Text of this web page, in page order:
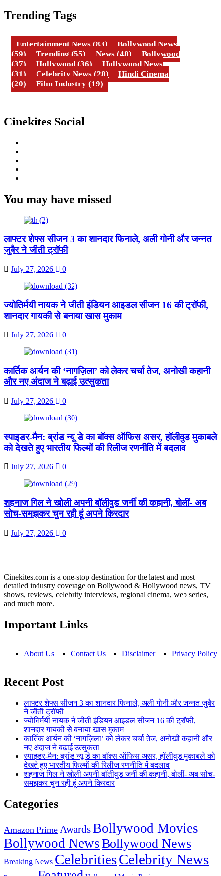
Trending Tags
Entertainment News (83)
Bollywood News
(59)
Trending (55) News (48)
Bollywood
(37)
Hollywood (36)
Hollywood News
(31)
Celebrity News (28)
Hindi Cinema
(20)
Film Industry (19)
Cinekites Social
You may have missed
लाफ्टर शेफ्स सीजन 3 का शानदार फिनाले, अली गोनी और जन्नत
जुबैर ने जीती ट्रॉफी
July 27, 2026 0
ज्योतिर्मयी नायक ने जीती इंडियन आइडल सीजन 16 की ट्रॉफी,
शानदार गायकी से बनाया खास मुकाम
July 27, 2026 0
कार्तिक आर्यन की ‘नागज़िला’ को लेकर चर्चा तेज, अनोखी कहानी
और नए अंदाज ने बढ़ाई उत्सुकता
July 27, 2026 0
स्पाइडर-मैन: ब्रांड न्यू डे का बॉक्स ऑफिस असर, हॉलीवुड मुकाबले
को देखते हुए भारतीय फिल्मों की रिलीज रणनीति में बदलाव
July 27, 2026 0
शहनाज गिल ने खोली अपनी बॉलीवुड जर्नी की कहानी, बोलीं- अब
सोच-समझकर चुन रही हूं अपने किरदार
July 27, 2026 0
Cinekites.com is a one-stop destination for the latest and most
detailed industry coverage on Bollywood & Hollywood news, TV
shows, reviews, celebrity interviews, regional cinema, web series,
and much more.
Important Links
About Us Contact Us Disclaimer Privacy Policy
Recent Post
लाफ्टर शेफ्स सीजन 3 का शानदार फिनाले, अली गोनी और जन्नत जुबैर
ने जीती ट्रॉफी
ज्योतिर्मयी नायक ने जीती इंडियन आइडल सीजन 16 की ट्रॉफी,
शानदार गायकी से बनाया खास मुकाम
कार्तिक आर्यन की ‘नागज़िला’ को लेकर चर्चा तेज, अनोखी कहानी और
नए अंदाज ने बढ़ाई उत्सुकता
स्पाइडर-मैन: ब्रांड न्यू डे का बॉक्स ऑफिस असर, हॉलीवुड मुकाबले को
देखते हुए भारतीय फिल्मों की रिलीज रणनीति में बदलाव
शहनाज गिल ने खोली अपनी बॉलीवुड जर्नी की कहानी, बोलीं- अब सोच-
समझकर चुन रही हूं अपने किरदार
Categories
Amazon Prime AwardsBollywood Movies
Bollywood NewsBollywood News
Breaking News CelebritiesCelebrity News